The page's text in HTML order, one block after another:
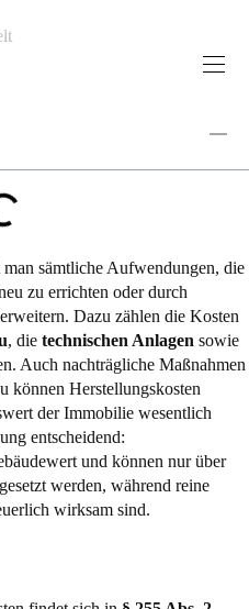
man sämtliche Aufwendungen, die
zu errichten oder durch
Dazu zählen die Kosten
, die technischen Anlagen sowie
Auch nachträgliche Maßnahmen
können Herstellungskosten
der Immobilie wesentlich
entscheidend:
und können nur über
werden, während reine
wirksam sind.